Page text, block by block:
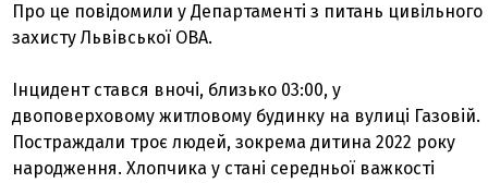
Про це повідомили у Департаменті з питань цивільного
захисту Львівської ОВА.
Інцидент стався вночі, близько 03:00, у
двоповерховому житловому будинку на вулиці Газовій.
Постраждали троє людей, зокрема дитина 2022 року
народження. Хлопчика у стані середньої важкості